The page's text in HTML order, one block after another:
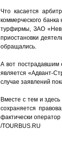
Что касается
коммерческого
турфирмы, ЗАО
приостановки
обращались.
А вот пострадавшим
является «Адвант-
случае заявлений
Вместе с тем и
сохраняется
фактически
/TOURBUS.RU